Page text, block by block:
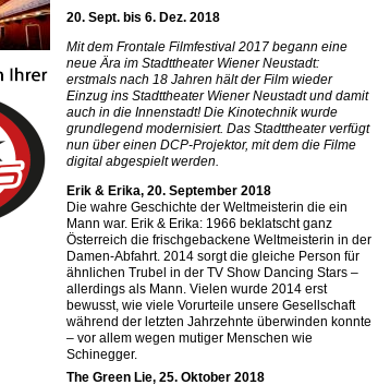
20. Sept. bis 6. Dez. 2018
Mit dem Frontale Filmfestival 2017 begann eine
neue Ära im Stadttheater Wiener Neustadt:
erstmals nach 18 Jahren hält der Film wieder
Einzug ins Stadttheater Wiener Neustadt und damit
auch in die Innenstadt! Die Kinotechnik wurde
grundlegend modernisiert. Das Stadttheater verfügt
nun über einen DCP-Projektor, mit dem die Filme
digital abgespielt werden.
Erik & Erika, 20. September 2018
Die wahre Geschichte der Weltmeisterin die ein
Mann war. Erik & Erika: 1966 beklatscht ganz
Österreich die frischgebackene Weltmeisterin in der
Damen-Abfahrt. 2014 sorgt die gleiche Person für
ähnlichen Trubel in der TV Show Dancing Stars –
allerdings als Mann. Vielen wurde 2014 erst
bewusst, wie viele Vorurteile unsere Gesellschaft
während der letzten Jahrzehnte überwinden konnte
– vor allem wegen mutiger Menschen wie
Schinegger.
The Green Lie, 25. Oktober 2018